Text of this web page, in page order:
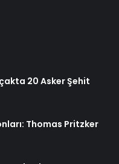
20 Asker Şehit
Thomas Pritzker